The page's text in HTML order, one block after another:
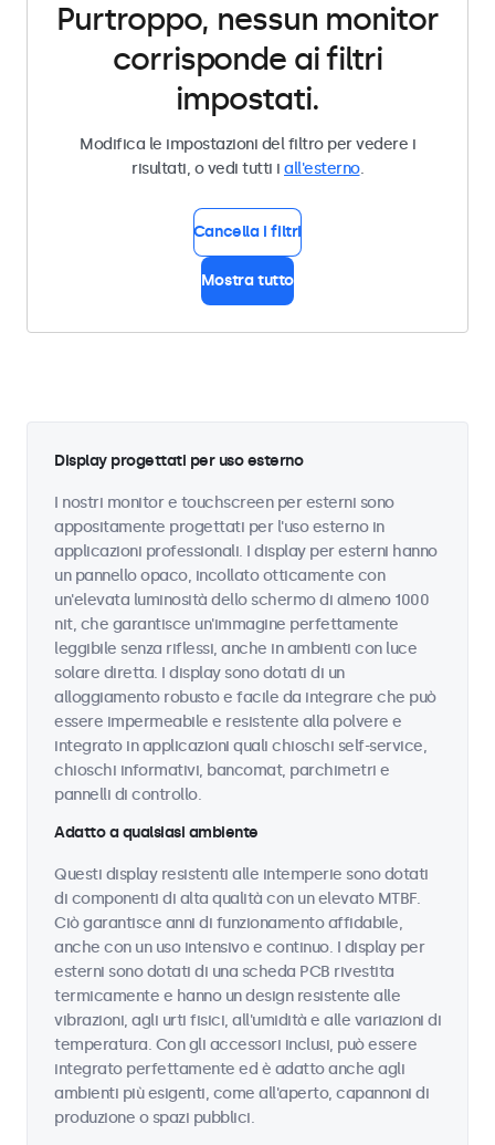
Purtroppo, nessun monitor
corrisponde ai filtri
impostati.
Modifica le impostazioni del filtro per vedere i
risultati, o vedi tutti i all'esterno.
Cancella i filtri
Mostra tutto
Display progettati per uso esterno
I nostri monitor e touchscreen per esterni sono
appositamente progettati per l'uso esterno in
applicazioni professionali. I display per esterni hanno
un pannello opaco, incollato otticamente con
un'elevata luminosità dello schermo di almeno 1000
nit, che garantisce un'immagine perfettamente
leggibile senza riflessi, anche in ambienti con luce
solare diretta. I display sono dotati di un
alloggiamento robusto e facile da integrare che può
essere impermeabile e resistente alla polvere e
integrato in applicazioni quali chioschi self-service,
chioschi informativi, bancomat, parchimetri e
pannelli di controllo.
Adatto a qualsiasi ambiente
Questi display resistenti alle intemperie sono dotati
di componenti di alta qualità con un elevato MTBF.
Ciò garantisce anni di funzionamento affidabile,
anche con un uso intensivo e continuo. I display per
esterni sono dotati di una scheda PCB rivestita
termicamente e hanno un design resistente alle
vibrazioni, agli urti fisici, all'umidità e alle variazioni di
temperatura. Con gli accessori inclusi, può essere
integrato perfettamente ed è adatto anche agli
ambienti più esigenti, come all'aperto, capannoni di
produzione o spazi pubblici.